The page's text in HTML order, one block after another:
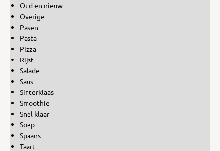
Oud en nieuw
Overige
Pasen
Pasta
Pizza
Rijst
Salade
Saus
Sinterklaas
Smoothie
Snel klaar
Soep
Spaans
Taart